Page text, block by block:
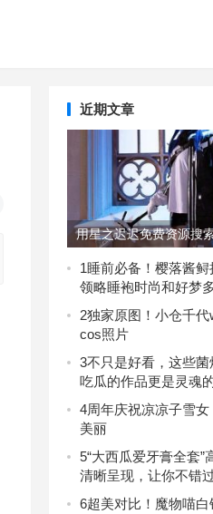
近期文章
用星之迟迟免费资源搜
美图集
1睡前必备！樱落酱
领略睡袍时尚和好梦
2独家原图！小仓千
cos照片
3不只是好看，这些菌
吃瓜的作品更是灵魂
4周年庆祝凉凉子雪
美丽
5“大西瓜爱牙膏全套”
清晰呈现，让你不错
6超美对比！魔物喵